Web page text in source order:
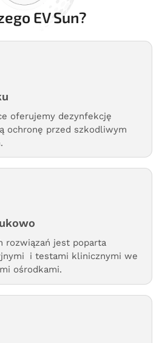
EV Sun?
oferujemy dezynfekcję
ochronę przed szkodliwym
rozwiązań jest poparta
i testami klinicznymi we
ośrodkami.